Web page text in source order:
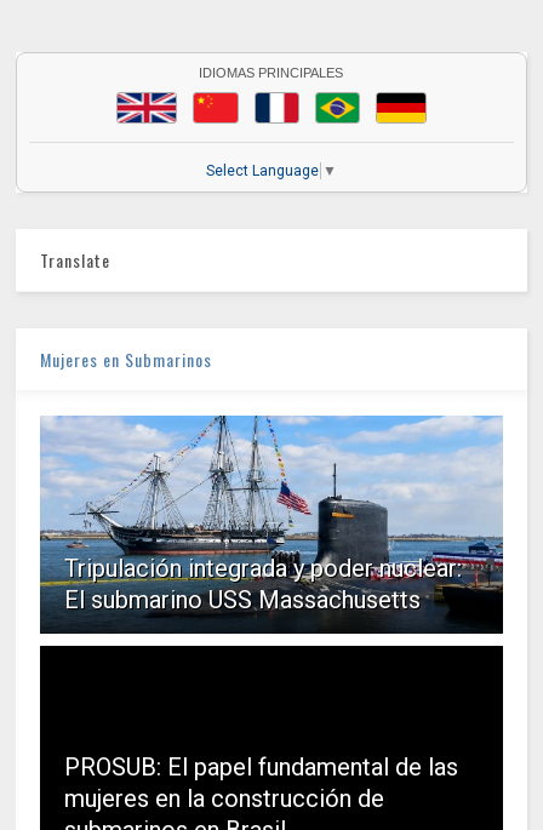
IDIOMAS PRINCIPALES
Select Language ▼
Translate
Mujeres en Submarinos
Tripulación integrada y poder nuclear:
El submarino USS Massachusetts
PROSUB: El papel fundamental de las
mujeres en la construcción de